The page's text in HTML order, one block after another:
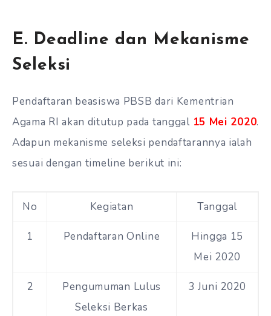
E. Deadline dan Mekanisme
Seleksi
Pendaftaran beasiswa PBSB dari Kementrian
Agama RI akan ditutup pada tanggal 15 Mei 2020.
Adapun mekanisme seleksi pendaftarannya ialah
sesuai dengan timeline berikut ini:
No Kegiatan Tanggal
1 Pendaftaran Online
Hingga 15
Mei 2020
2
Pengumuman Lulus
Seleksi Berkas
3 Juni 2020